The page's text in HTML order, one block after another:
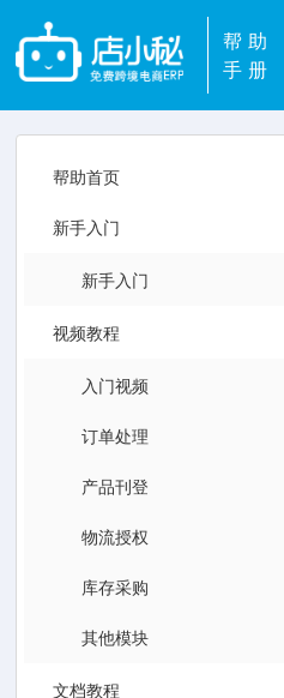
帮助
手册
帮助首页
新手入门
新手入门
视频教程
入门视频
订单处理
产品刊登
物流授权
库存采购
其他模块
文档教程